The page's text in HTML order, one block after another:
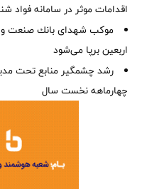
اقدامات موثر در سامانه فواد
موكب شهدای بانك صنعت و
اربعین برپا می‌شود
رشد چشمگیر منابع تحت
چهارماهه نخست سال